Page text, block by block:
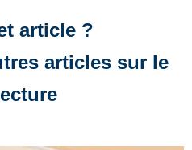
article ?
articles sur le